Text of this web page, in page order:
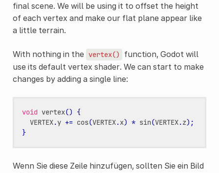
final scene. We will be using it to offset the height
of each vertex and make our flat plane appear like
a little terrain.
With nothing in the vertex()
function, Godot will
use its default vertex shader. We can start to make
changes by adding a single line:
void vertex()
{
VERTEX.y += cos(VERTEX.x) * sin(VERTEX.z);
}
Wenn Sie diese Zeile hinzufügen, sollten Sie ein Bild